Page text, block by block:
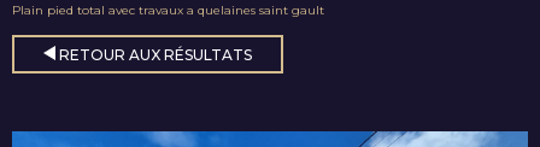
Plain pied total avec travaux a quelaines saint gault
RETOUR AUX RÉSULTATS